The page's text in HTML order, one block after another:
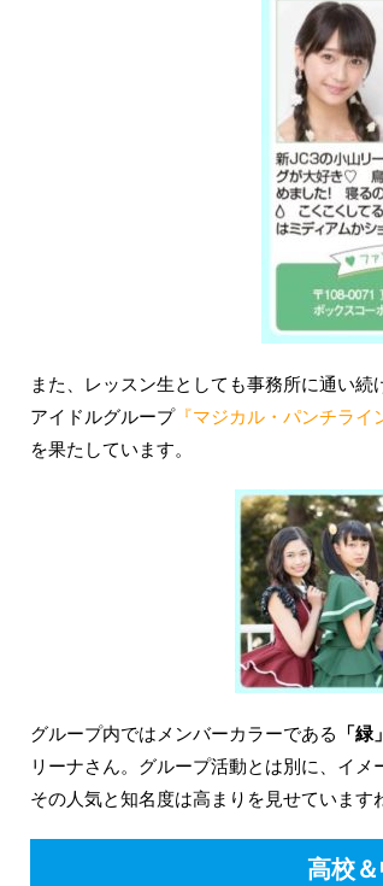
また、レッスン生としても事務所に通い
アイドルグループ『マジカル・パンチライ
を果たしています。
グループ内ではメンバーカラーである 「緑」
リーナさん。グループ活動とは別に、イメ
その人気と知名度は高まりを見せていま
高校＆